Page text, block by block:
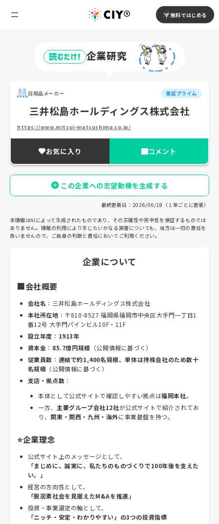
無料ではじめる
読むだけ! 企業研究
日用品メーカー 東証プライム
三井松島ホールディングス株式会社
https://www.mitsui-matsushima.co.jp/
お気に入り コメント
この企業への志望動機を生成する
最終更新日：2026/06/18（１年ごとに更新）
本情報はAIによって生成されたものであり、その正確性や完全性を保証するものでは
ありません。情報の利用により生じたいかなる損害についても、当方は一切の責任を
負いませんので、ご自身の判断と責任においてご利用ください。
企業について
🏢会社概要
会社名 ：三井松島ホールディングス株式会社
本社所在地 ：〒810-8527 福岡県福岡市中央区大手門一丁目1
番12号 大手門パインビル10F・11F
設立年度 ： 1913年
資本金 ： 85.7億円規模 （公開情報に基づく）
従業員数 ： 連結で約1,400名規模、単体は持株会社のため数十
名規模 （公開情報に基づく）
支店・拠点数 ：
本体として公式サイトで確認しやすい拠点は福岡本社。
一方、 主要グループ会社12社が公式サイトで紹介されてお
り、 関東・関西・九州・海外に事業基盤を持つ。
⭐企業理念
公式サイト上のメッセージとして、
「まじめに、誠実に、私たちのものづくりで100年後を支えた
い。」
経営の方向性として、
「脱炭素社会を見据えたM&Aを推進」
投資・事業選定の軸として、
「ニッチ・安定・わかりやすい」の3つの投資指標